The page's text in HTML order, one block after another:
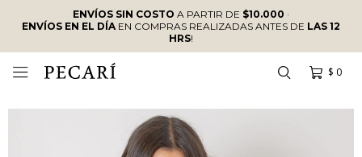
ENVÍOS SIN COSTO A PARTIR DE $10.000 ·
ENVÍOS EN EL DÍAEN COMPRAS REALIZADAS ANTES DE LAS 12
HRS!
$ 0
